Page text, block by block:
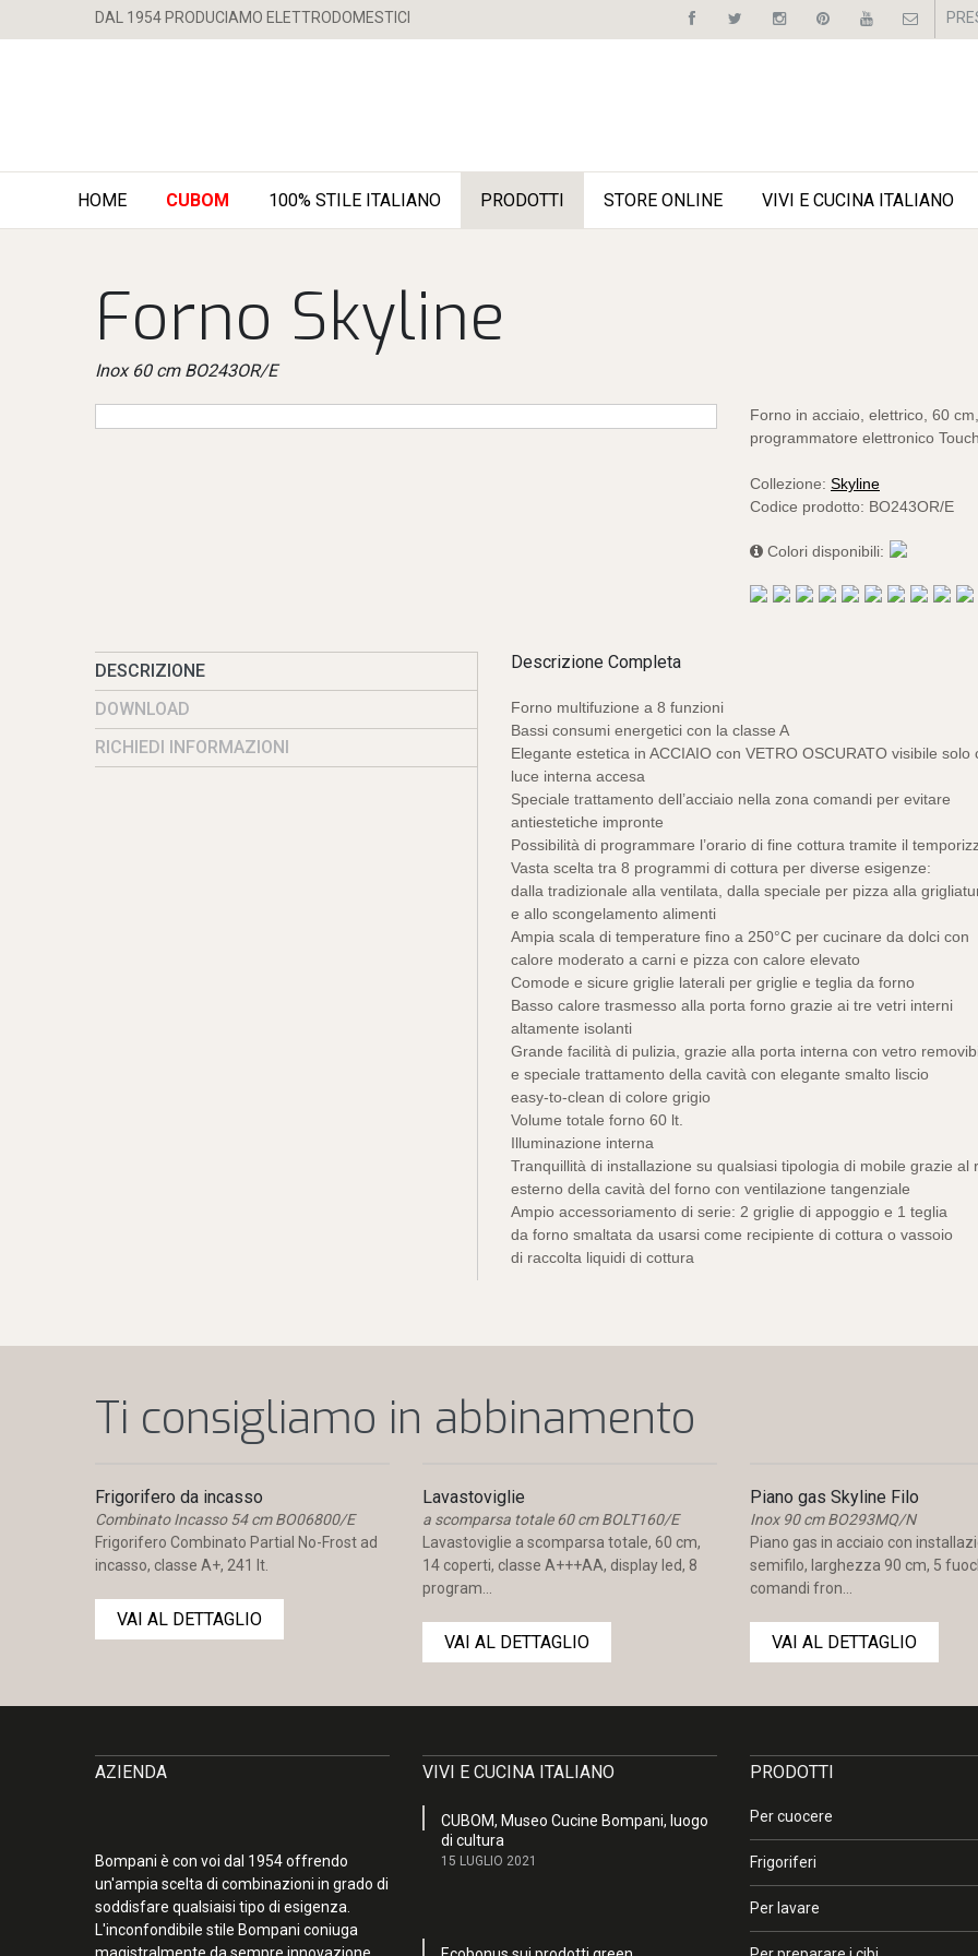
DAL 1954 PRODUCIAMO ELETTRODOMESTICI
HOME CUBOM 100% STILE ITALIANO PRODOTTI STORE ONLINE VIVI E CUCINA ITALIANO
Forno Skyline
Inox 60 cm BO243OR/E
Forno in acciaio, elettrico, 60
programmatore elettronico
Collezione: Skyline
Codice prodotto: BO243OR/E
Colori disponibili:
Attenzione
DESCRIZIONE
DOWNLOAD
RICHIEDI INFORMAZIONI
Descrizione Completa
Forno multifuzione a 8 funzioni
Bassi consumi energetici con la classe A
Elegante estetica in ACCIAIO con VETRO OSCURATO visibile solo
luce interna accesa
Speciale trattamento dell’acciaio nella zona comandi per evitare
antiestetiche impronte
Possibilità di programmare l’orario di fine cottura tramite il
Vasta scelta tra 8 programmi di cottura per diverse esigenze:
dalla tradizionale alla ventilata, dalla speciale per pizza alla
e allo scongelamento alimenti
Ampia scala di temperature fino a 250°C per cucinare da dolci con
calore moderato a carni e pizza con calore elevato
Comode e sicure griglie laterali per griglie e teglia da forno
Basso calore trasmesso alla porta forno grazie ai tre vetri interni
altamente isolanti
Grande facilità di pulizia, grazie alla porta interna con vetro
e speciale trattamento della cavità con elegante smalto liscio
easy-to-clean di colore grigio
Volume totale forno 60 lt.
Illuminazione interna
Tranquillità di installazione su qualsiasi tipologia di mobile grazie al
esterno della cavità del forno con ventilazione tangenziale
Ampio accessoriamento di serie: 2 griglie di appoggio e 1 teglia
da forno smaltata da usarsi come recipiente di cottura o vassoio
di raccolta liquidi di cottura
Ti consigliamo in abbinamento
Frigorifero da incasso
Combinato Incasso 54 cm BO06800/E
Frigorifero Combinato Partial No-Frost ad
incasso, classe A+, 241 lt.
VAI AL DETTAGLIO
Lavastoviglie
a scomparsa totale 60 cm BOLT160/E
Lavastoviglie a scomparsa totale, 60 cm,
14 coperti, classe A+++AA, display led, 8
program...
VAI AL DETTAGLIO
Piano gas Skyline Filo
Inox 90 cm BO293MQ/N
Piano gas in acciaio con
semifilo, larghezza 90 cm, 5
comandi fron...
VAI AL DETTAGLIO
AZIENDA
Bompani è con voi dal 1954 offrendo
un'ampia scelta di combinazioni in grado di
soddisfare qualsiaisi tipo di esigenza.
L'inconfondibile stile Bompani coniuga
VIVI E CUCINA ITALIANO
CUBOM, Museo Cucine Bompani, luogo
di cultura
15 LUGLIO 2021
PRODOTTI
Per cuocere
Frigoriferi
Per lavare